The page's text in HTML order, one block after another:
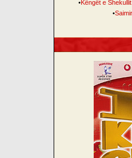
•Këngët e Shekullit
•